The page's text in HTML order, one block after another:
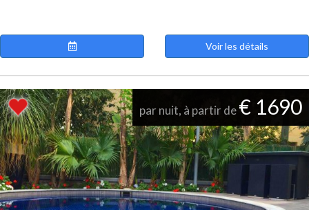
Voir les détails
par nuit, à partir de€ 1690